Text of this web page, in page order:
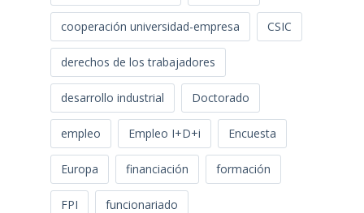
cooperación universidad-empresa CSIC
derechos de los trabajadores
desarrollo industrial Doctorado
empleo Empleo I+D+i Encuesta
Europa financiación formación
FPI funcionariado